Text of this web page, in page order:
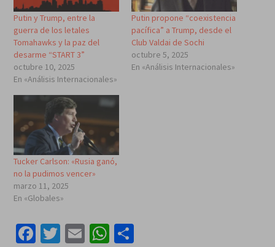
Putin y Trump, entre la
guerra de los letales
Tomahawks y la paz del
desarme “START 3”
octubre 10, 2025
En «Análisis Internacionales»
Putin propone “coexistencia
pacífica” a Trump, desde el
Club Valdai de Sochi
octubre 5, 2025
En «Análisis Internacionales»
Tucker Carlson: «Rusia ganó,
no la pudimos vencer»
marzo 11, 2025
En «Globales»
Facebook
Twitter
EmailWhatsApp
Compartir